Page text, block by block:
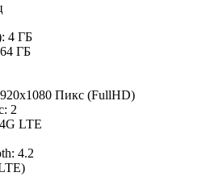
4 ГБ
ГБ
Пикс (FullHD)
2
LTE
4.2